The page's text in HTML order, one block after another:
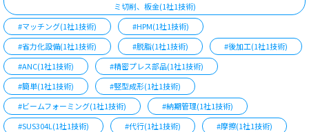
ミ切削、板金(1社1技術)
#マッチング(1社1技術)
#HPM(1社1技術)
#省力化設備(1社1技術)
#脱脂(1社1技術)
#後加工(1社1技術)
#ANC(1社1技術)
#精密プレス部品(1社1技術)
#簡単(1社1技術)
#竪型成形(1社1技術)
#ビームフォーミング(1社1技術)
#納期管理(1社1技術)
#SUS304L(1社1技術)
#代行(1社1技術)
#摩擦(1社1技術)